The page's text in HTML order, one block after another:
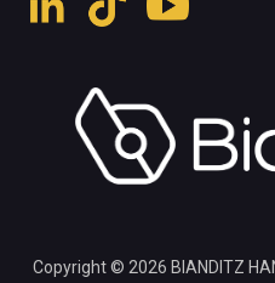
Copyright © 2026 BIANDITZ